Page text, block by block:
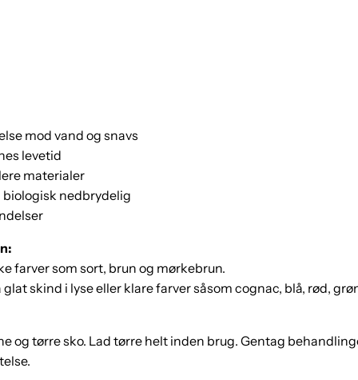
mod vand og snavs
levetid
materialer
nedbrydelig
farver som sort, brun og mørkebrun.
skind i lyse eller klare farver såsom cognac, blå, rød,
og tørre sko. Lad tørre helt inden brug. Gentag